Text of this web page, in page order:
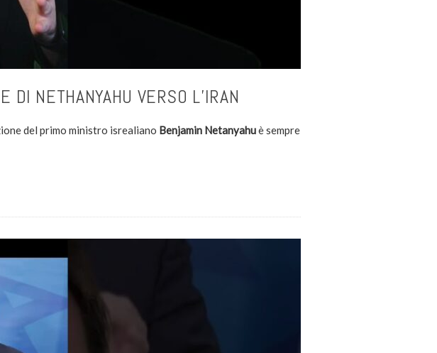
DI NETHANYAHU VERSO L’IRAN
del primo ministro isrealiano Benjamin Netanyahuè sempre